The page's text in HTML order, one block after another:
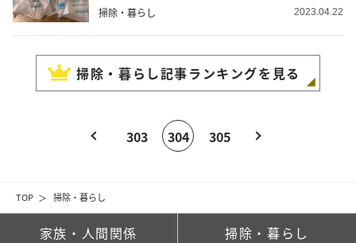
TOP 掃除・暮らし
掃除・暮らし 2023.04.22
掃除・暮らし記事ランキングを見る
303 304 305
家族・人間関係 掃除・暮らし